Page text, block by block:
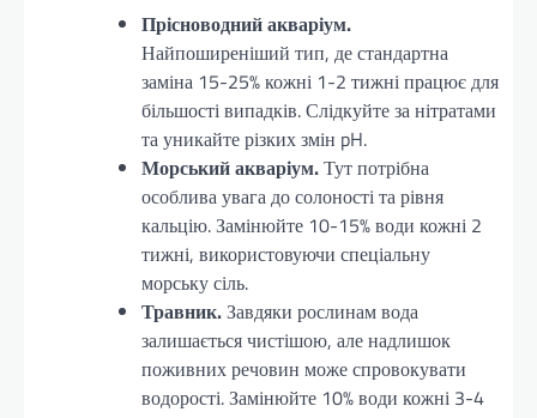
Прісноводний акваріум.
Найпоширеніший тип, де стандартна
заміна 15-25% кожні 1-2 тижні працює для
більшості випадків. Слідкуйте за нітратами
та уникайте різких змін pH.
Морський акваріум.Тут потрібна
особлива увага до солоності та рівня
кальцію. Замінюйте 10-15% води кожні 2
тижні, використовуючи спеціальну
морську сіль.
Травник.Завдяки рослинам вода
залишається чистішою, але надлишок
поживних речовин може спровокувати
водорості. Замінюйте 10% води кожні 3-4